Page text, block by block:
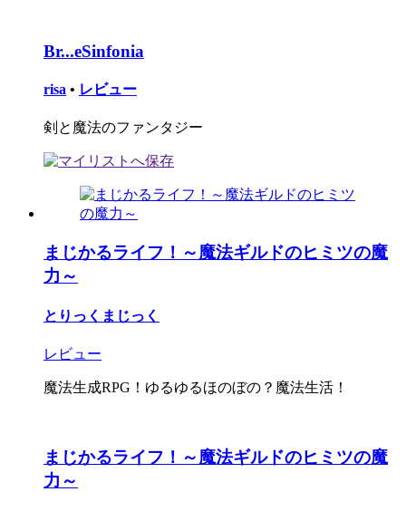
Br...eSinfonia
risa • レビュー
剣と魔法のファンタジー
まじかるライフ！～魔法ギルドのヒミツの魔
力～
とりっくまじっく
レビュー
魔法生成RPG！ゆるゆるほのぼの？魔法生活！
まじかるライフ！～魔法ギルドのヒミツの魔
力～